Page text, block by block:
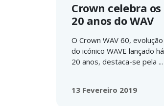
Crown celebra os
20 anos do WAV
O Crown WAV 60, evolução
do icónico WAVE lançado há
20 anos, destaca-se pela ...
13 Fevereiro 2019